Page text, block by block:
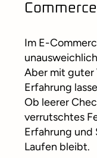
Im E-
Aber mit guter
Erfahrung
Ob leerer
verrutschtes
Erfahrung und
Laufen bleibt.